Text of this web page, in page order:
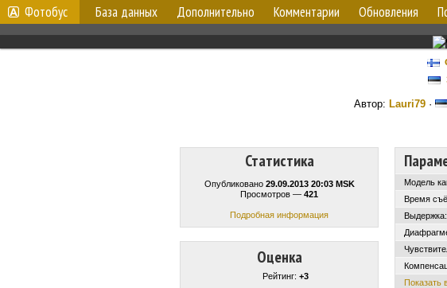
Фотобус База данных Дополнительно Комментарии Обновления
Автор: Lauri79 ·
Статистика
Опубликовано 29.09.2013 20:03 MSK
Просмотров — 421
Подробная информация
Оценка
Рейтинг: +3
Модель
Время
Выдержка:
Показать